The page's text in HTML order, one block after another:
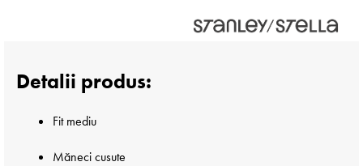
Detalii produs:
Fit mediu
Măneci cusute